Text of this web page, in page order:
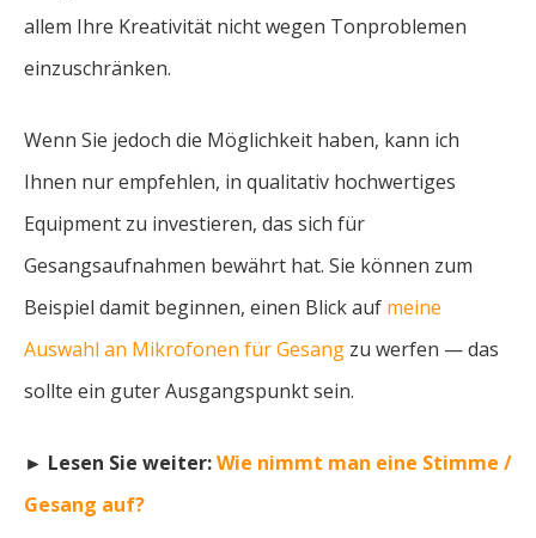
allem Ihre Kreativität nicht wegen Tonproblemen
einzuschränken.
Wenn Sie jedoch die Möglichkeit haben, kann ich
Ihnen nur empfehlen, in qualitativ hochwertiges
Equipment zu investieren, das sich für
Gesangsaufnahmen bewährt hat. Sie können zum
Beispiel damit beginnen, einen Blick auf meine
Auswahl an Mikrofonen für Gesang zu werfen — das
sollte ein guter Ausgangspunkt sein.
► Lesen Sie weiter:Wie nimmt man eine Stimme /
Gesang auf?